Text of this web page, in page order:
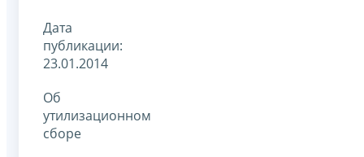
Дата
публикации:
23.01.2014
Об
утилизационном
сборе